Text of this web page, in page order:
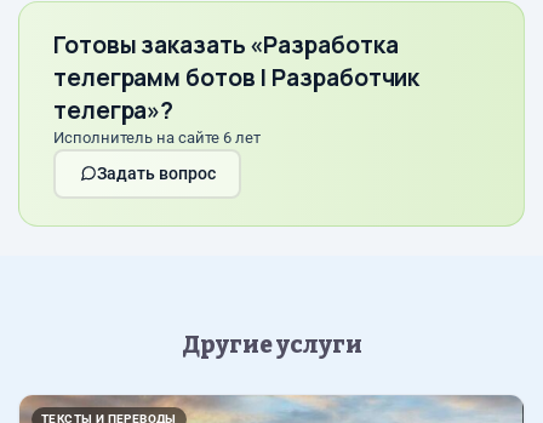
Готовы заказать «Разработка
телеграмм ботов | Разработчик
телегра»?
Исполнитель на сайте 6 лет
Задать вопрос
Другие услуги
ТЕКСТЫ И ПЕРЕВОДЫ